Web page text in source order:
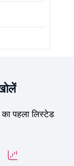
का पहला लिस्टेड